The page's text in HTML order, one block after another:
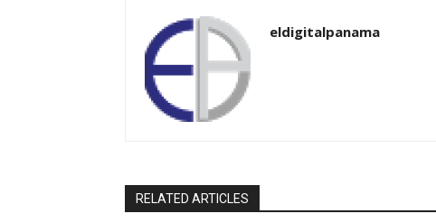
eldigitalpanama
RELATED ARTICLES